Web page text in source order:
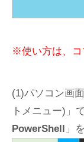
※使い方は、コ
(1)パソコン画
トメニュー)」
PowerShell 」